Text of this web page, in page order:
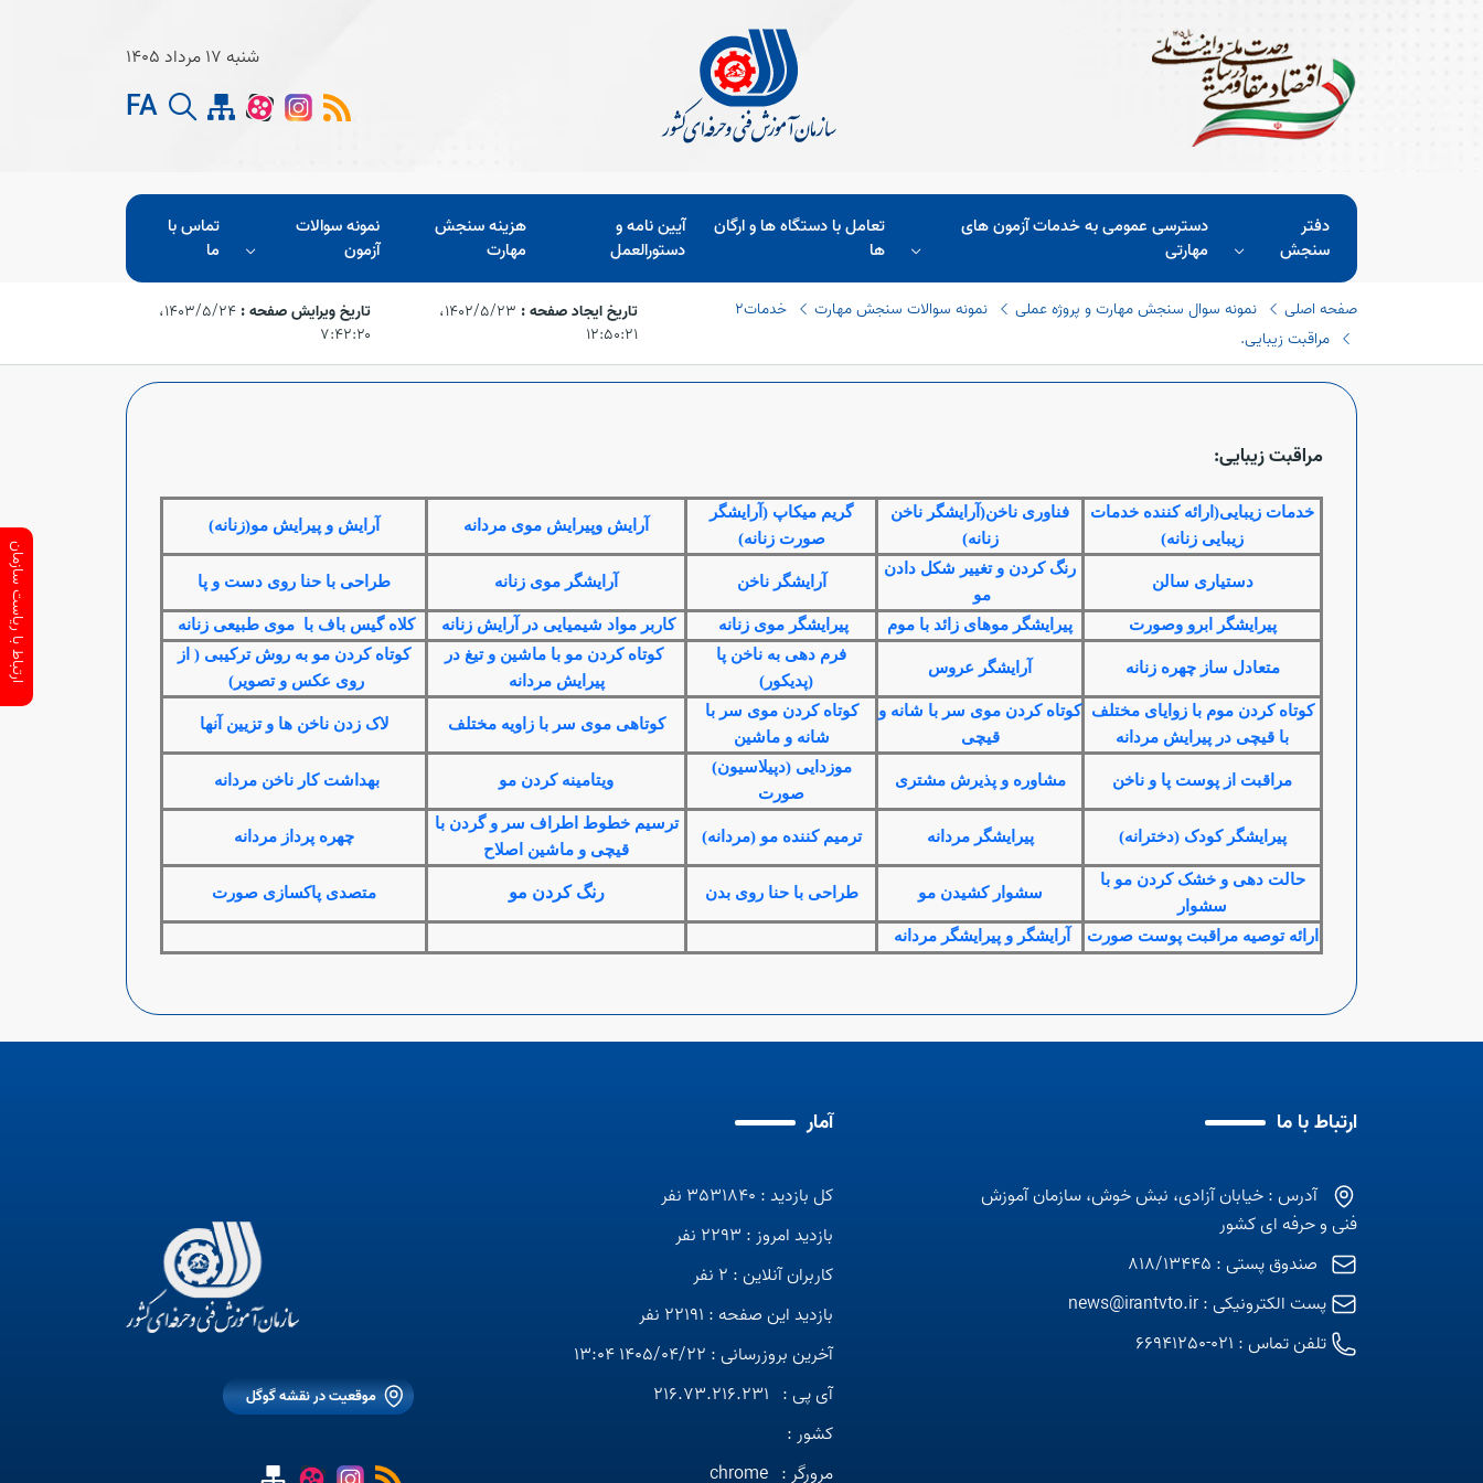
شنبه 17 مرداد 1405
FA
دفتر
سنجش
دسترسی عمومی به خدمات آزمون های
مهارتی
تعامل با دستگاه ها و ارگان
ها
آیین نامه و
دستورالعمل
هزینه سنجش
مهارت
نمونه سوالات
آزمون
تماس با
ما
صفحه اصلی نمونه سوال سنجش مهارت و پروژه عملی نمونه سوالات سنجش مهارت
خدمات2
مراقبت زیبایی.
تاریخ ایجاد صفحه :
۱۴۰۲/۵/۲۳،‏
۱۲:۵۰:۲۱
تاریخ ویرایش صفحه :
۱۴۰۳/۵/۲۴،‏
۷:۴۲:۲۰
مراقبت زیبایی:
خدمات زیبایی(ارائه کننده خدمات
زیبایی زنانه)
فناوری ناخن(آرایشگر ناخن
زنانه)
گریم میکاپ (آرایشگر
صورت زنانه)
آرایش وپیرایش موی مردانه آرایش و پیرایش مو(زنانه)
دستیاری سالن
رنگ کردن و تغییر شکل دادن
مو
آرایشگر ناخن آرایشگر موی زنانه طراحی با حنا روی دست و پا
پیرایشگر ابرو وصورت پیرایشگر موهای زائد با موم پیرایشگر موی زنانه کاربر مواد شیمیایی در آرایش زنانه کلاه گیس باف با موی طبیعی زنانه
متعادل ساز چهره زنانه آرایشگر عروس
فرم دهی به ناخن پا
(پدیکور)
کوتاه کردن مو با ماشین و تیغ در
پیرایش مردانه
کوتاه کردن مو به روش ترکیبی ( از
روی عکس و تصویر)
کوتاه کردن موم با زوایای مختلف
با قیچی در پیرایش مردانه
کوتاه کردن موی سر با شانه و
قیچی
کوتاه کردن موی سر با
شانه و ماشین
کوتاهی موی سر با زاویه مختلف لاک زدن ناخن ها و تزیین آنها
مراقبت از پوست پا و ناخن مشاوره و پذیرش مشتری
موزدایی (دپیلاسیون)
صورت
ویتامینه کردن مو بهداشت کار ناخن مردانه
پیرایشگر کودک (دخترانه) پیرایشگر مردانه ترمیم کننده مو (مردانه)
ترسیم خطوط اطراف سر و گردن با
قیچی و ماشین اصلاح
چهره پرداز مردانه
حالت دهی و خشک کردن مو با
سشوار
سشوار کشیدن مو طراحی با حنا روی بدن رنگ کردن مو متصدی پاکسازی صورت
ارائه توصیه مراقبت پوست صورت آرایشگر و پیرایشگر مردانه
ارتباط با ما
آدرس : خیابان آزادی، نبش خوش، سازمان آموزش
فنی و حرفه ای کشور
صندوق پستی : 818/13445
پست الکترونیکی :news@irantvto.ir
تلفن تماس : 021-66941250
آمار
کل بازدید : 3531840 نفر
بازدید امروز : 2293 نفر
کاربران آنلاین : 2 نفر
بازدید این صفحه : 22191 نفر
آخرین بروزرسانی : 1405/04/22 13:04
آی پی : 216.73.216.231
کشور :
مرورگر : chrome
موقعیت در نقشه گوگل
ارتباط با ریاست سازمان